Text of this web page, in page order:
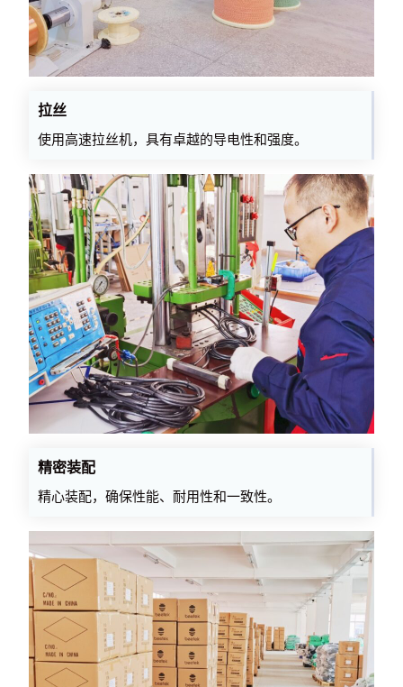
拉丝
使用高速拉丝机，具有卓越的导电性和强度。
精密装配
精心装配，确保性能、耐用性和一致性。